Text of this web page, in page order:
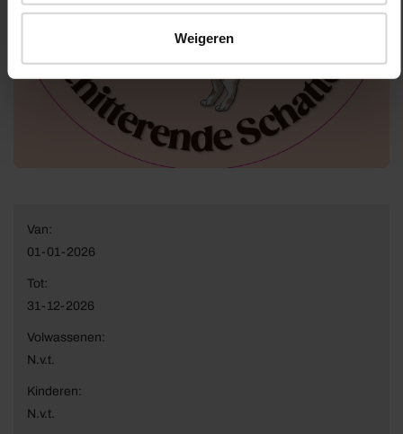
Weigeren
Van:
01-01-2026
Tot:
31-12-2026
Volwassenen:
N.v.t.
Kinderen:
N.v.t.